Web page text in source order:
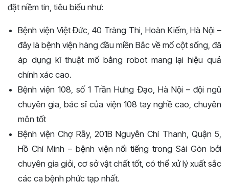
đặt niềm tin, tiêu biểu như:
Bệnh viện Việt Đức, 40 Tràng Thi, Hoàn Kiếm, Hà Nội –
đây là bệnh viện hàng đầu miền Bắc về mổ cột sống, đã
áp dụng kĩ thuật mổ bằng robot mang lại hiệu quả
chính xác cao.
Bệnh viện 108, số 1 Trần Hưng Đạo, Hà Nội – đội ngũ
chuyên gia, bác sĩ của viện 108 tay nghề cao, chuyên
môn tốt
Bệnh viện Chợ Rẫy, 201B Nguyễn Chí Thanh, Quận 5,
Hồ Chí Minh – bệnh viện nổi tiếng trong Sài Gòn bởi
chuyên gia giỏi, cơ sở vật chất tốt, có thể xử lý xuất sắc
các ca bệnh phức tạp nhất.